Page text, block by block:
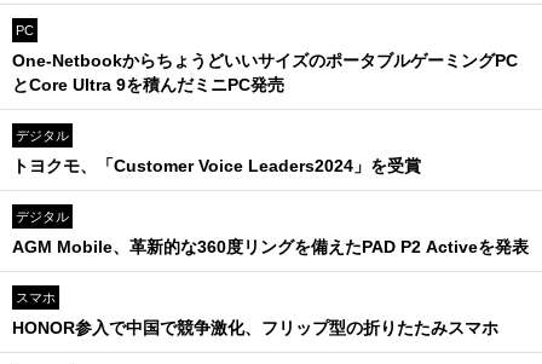
PC
One-NetbookからちょうどいいサイズのポータブルゲーミングPC
とCore Ultra 9を積んだミニPC発売
デジタル
トヨクモ、「Customer Voice Leaders2024」を受賞
デジタル
AGM Mobile、革新的な360度リングを備えたPAD P2 Activeを発表
スマホ
HONOR参入で中国で競争激化、フリップ型の折りたたみスマホ